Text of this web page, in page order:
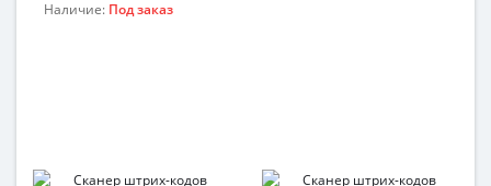
Наличие: Под заказ